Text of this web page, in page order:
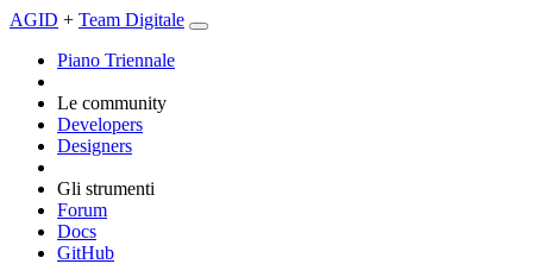
AGID + Team Digitale
Piano Triennale
Le community
Developers
Designers
Gli strumenti
Forum
Docs
GitHub